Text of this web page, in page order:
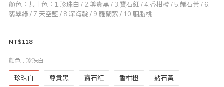
顏色：共十色：1.珍珠白 / 2.尊貴黑 / 3.寶石紅 / 4.香柑橙 / 5.赭石黃 / 6.
翡翠綠 / 7.天空藍 / 8.深海靛 / 9.羅蘭紫 / 10.胭脂桃
NT$118
顏色 : 珍珠白
珍珠白 尊貴黑 寶石紅 香柑橙 赭石黃